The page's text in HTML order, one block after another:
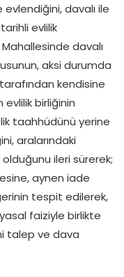
evlendiğini, davalı ile
evlilik
davalı
aksi durumda
kendisine
evlilik birliğinin
taahhüdünü yerine
aralarındaki
ileri sürerek;
aynen iade
tespit edilerek,
faiziyle birlikte
talep ve dava